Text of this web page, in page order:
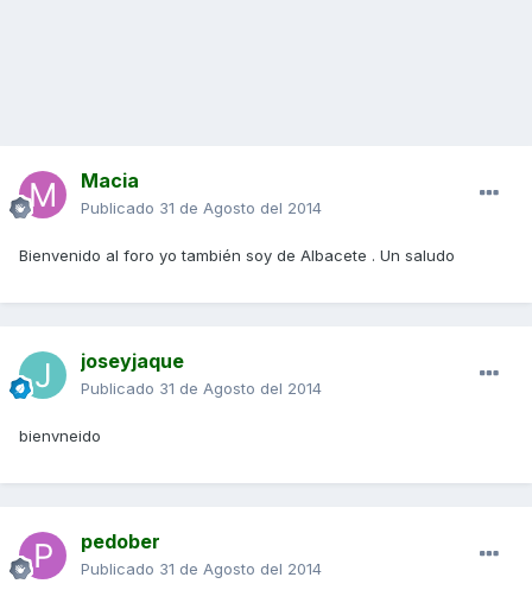
Macia
Publicado 31 de Agosto del 2014
Bienvenido al foro yo también soy de Albacete . Un saludo
joseyjaque
Publicado 31 de Agosto del 2014
bienvneido
pedober
Publicado 31 de Agosto del 2014